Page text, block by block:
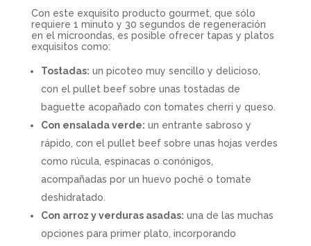
Con este exquisito producto gourmet, que sólo
requiere 1 minuto y 30 segundos de regeneración
en el microondas, es posible ofrecer tapas y platos
exquisitos como:
Tostadas: un picoteo muy sencillo y delicioso,
con el pullet beef sobre unas tostadas de
baguette acopañado con tomates cherri y queso.
Con ensalada verde: un entrante sabroso y
rápido, con el pullet beef sobre unas hojas verdes
como rúcula, espinacas o conónigos,
acompañadas por un huevo poché o tomate
deshidratado.
Con arroz y verduras asadas: una de las muchas
opciones para primer plato, incorporando